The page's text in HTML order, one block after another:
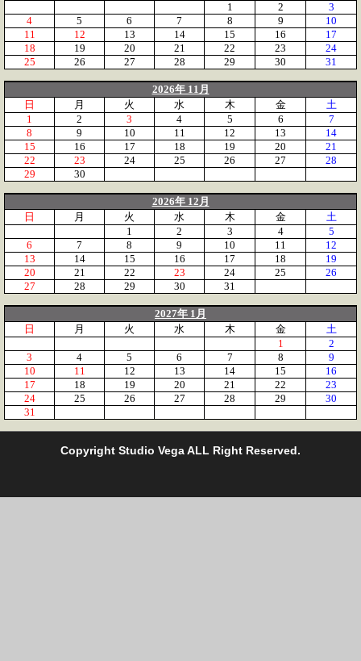
1
2
3
4
5 6 7 8 9
10
11
12 13 14 15 16
17
18
19 20 21 22 23
24
25
26 27 28 29 30 31
2026年 11月
日
月 火 水 木 金
土
1
2 3 4 5 6
7
8
9 10 11 12 13
14
15
16 17 18 19 20
21
22
23 24 25 26 27
28
29
30
2026年 12月
日
月 火 水 木 金
土
1
2 3 4
5
6
7 8 9 10 11
12
13
14 15 16 17 18
19
20
21 22 23 24 25
26
27
28 29 30 31
2027年 1月
日
月 火 水 木 金
土
1
2
3
4 5 6 7 8
9
10
11 12 13 14 15
16
17
18 19 20 21 22
23
24
25 26 27 28 29
30
31
Copyright Studio Vega ALL Right Reserved.